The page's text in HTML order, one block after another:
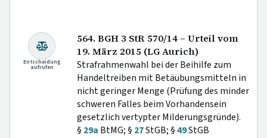
Entscheidung
aufrufen
564. BGH 3 StR 570/14 – Urteil vom
19. März 2015 (LG Aurich)
Strafrahmenwahl bei der Beihilfe zum
Handeltreiben mit Betäubungsmitteln in
nicht geringer Menge (Prüfung des minder
schweren Falles beim Vorhandensein
gesetzlich vertypter Milderungsgründe).
§ 29a BtMG; § 27StGB; §49StGB